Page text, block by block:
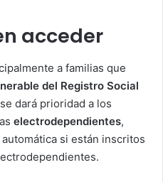
acceder
a familias que
del Registro Social
dará prioridad a los
electrodependientes,
si están inscritos